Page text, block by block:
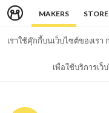
MAKERS STORE
เราใช้คุ๊กกี้บนเว็บไซต์ของเร
เพื่อใช้บริการเว็